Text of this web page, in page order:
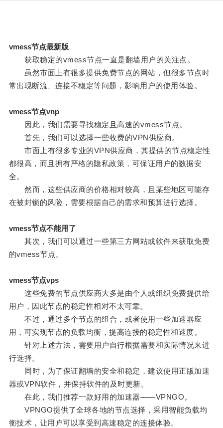
vmess节点最新版
获取稳定的vmess节点一直是翻墙用户的关注点。
虽然市面上有很多提供免费节点的网站，但很多节点时
常出现断流、连接不稳定等问题，影响用户的使用体验。
vmess节点vnp
因此，我们需要寻找稳定且高速的vmess节点。
首先，我们可以选择一些收费的VPN供应商。
市面上有很多专业的VPN供应商，其提供的节点稳定性
都很高，而且拥有严格的隐私政策，可保证用户的数据安
全。
然而，这些供应商的价格相对较高，且某些地区可能存
在被封锁的风险，需要根据自己的需求和预算进行选择。
vmess节点不能用了
其次，我们可以通过一些第三方网站或软件来获取免费
的vmess节点。
vmess节点vps
这些免费的节点供应商大多是由个人或组织免费提供给
用户，因此节点的稳定性相对不太可靠。
不过，通过多个节点的组合，或者使用一些加速器应
用，可实现节点的负载均衡，提高连接的稳定性和速度。
针对上述方法，需要用户自行根据需要和实际情况来进
行选择。
同时，为了保证翻墙的安全和稳定，建议使用正版加速
器或VPN软件，并保持软件的及时更新。
在此，我们推荐一款好用的加速器——VPNGO。
VPNGO提供了全球各地的节点选择，采用智能负载均
衡技术，让用户可以享受到高速稳定的连接体验。